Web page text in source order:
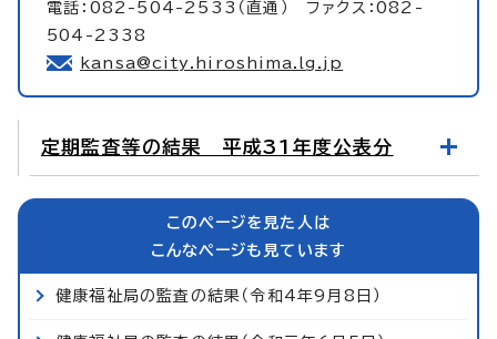
電話：082-504-2533（直通） ファクス：082-
504-2338
kansa@city.hiroshima.lg.jp
定期監査等の結果 平成31年度公表分
このページを見た人は
こんなページも見ています
健康福祉局の監査の結果（令和4年9月8日）